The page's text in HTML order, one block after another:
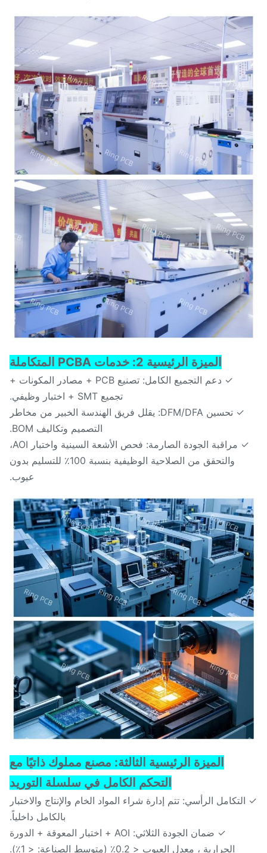
الميزة الرئيسية 2: خدمات PCBA المتكاملة
✓ دعم التجميع الكامل: تصنيع PCB + مصادر المكونات +
تجميع SMT + اختبار وظيفي.
✓ تحسين DFM/DFA: يقلل فريق الهندسة الخبير من مخاطر
التصميم وتكاليف BOM.
والتحقق من الصلاحية الوظيفية بنسبة 100٪ للتسليم بدون
عيوب.
الميزة الرئيسية الثالثة: مصنع مملوك ذاتيًا مع
التحكم الكامل في سلسلة التوريد
الرأسي: تتم إدارة شراء المواد الخام والإنتاج والاختبار
بالكامل داخلياً.
✓ ضمان الجودة الثلاثي: AOI + اختبار المعوقة + الدورة
الحرارية ، معدل العيوب < 0.2٪ (متوسط الصناعة: < 1٪).